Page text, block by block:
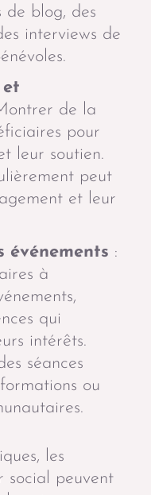
de blog, des
interviews de
et
de la
pour
leur soutien.
peut
et leur
événements :
à
qui
intérêts.
séances
ou
les
social peuvent